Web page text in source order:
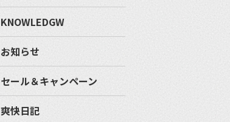
KNOWLEDGW
お知らせ
セール＆キャンペーン
爽快日記